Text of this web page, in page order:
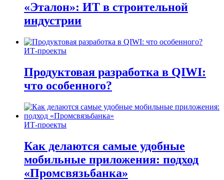
«Эталон»: ИТ в строительной
индустрии
ИТ-проекты
Продуктовая разработка в QIWI:
что особенного?
ИТ-проекты
Как делаются самые удобные
мобильные приложения: подход
«Промсвязьбанка»